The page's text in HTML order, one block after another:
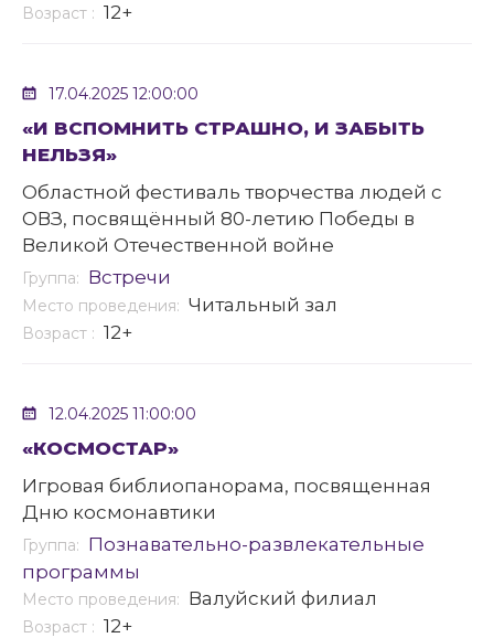
Возраст : 12+
17.04.2025 12:00:00
«И ВСПОМНИТЬ СТРАШНО, И ЗАБЫТЬ
НЕЛЬЗЯ»
Областной фестиваль творчества людей с
ОВЗ, посвящённый 80-летию Победы в
Великой Отечественной войне
Группа: Встречи
Место проведения: Читальный зал
Возраст : 12+
12.04.2025 11:00:00
«КОСМОСТАР»
Игровая библиопанорама, посвященная
Дню космонавтики
Группа: Познавательно-развлекательные
программы
Место проведения: Валуйский филиал
Возраст : 12+